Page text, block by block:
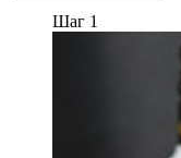
Шаг 1